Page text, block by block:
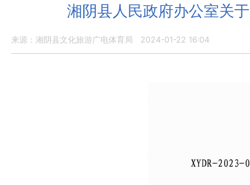
湘阴县人民政府办公室关
来源：湘阴县文化旅游广电体育局 2024-01-22 16:04